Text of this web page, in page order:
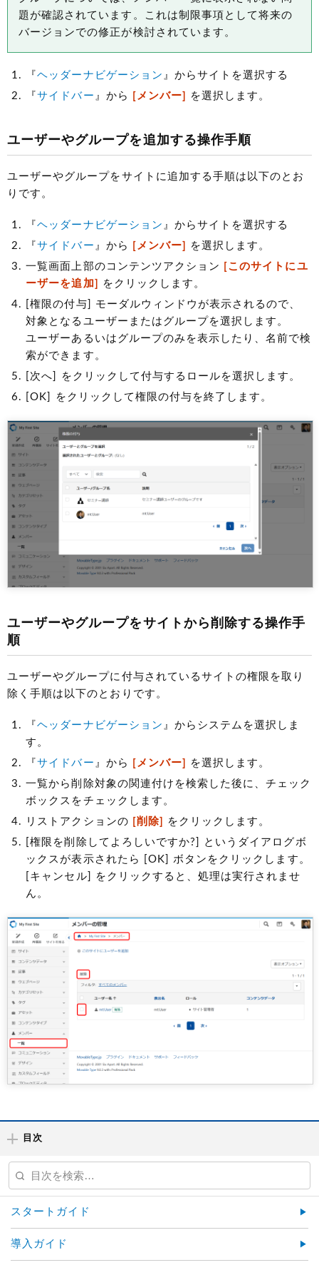
題が確認されています。これは制限事項として将来の
バージョンでの修正が検討されています。
『ヘッダーナビゲーション 』からサイトを選択する
『サイドバー 』から [メンバー] を選択します。
ユーザーやグループを追加する操作手順
ユーザーやグループをサイトに追加する手順は以下のとお
りです。
『ヘッダーナビゲーション 』からサイトを選択する
『サイドバー 』から [メンバー]
を選択します。
一覧画面上部のコンテンツアクション
[このサイトにユ
ーザーを追加]
をクリックします。
[権限の付与] モーダルウィンドウが表示されるので、
対象となるユーザーまたはグループを選択します。
ユーザーあるいはグループのみを表示したり、名前で検
索ができます。
[次へ] をクリックして付与するロールを選択します。
[OK] をクリックして権限の付与を終了します。
ユーザーやグループをサイトから削除する操作手
順
ユーザーやグループに付与されているサイトの権限を取り
除く手順は以下のとおりです。
『ヘッダーナビゲーション 』からシステムを選択しま
す。
『サイドバー 』から [メンバー]
を選択します。
一覧から削除対象の関連付けを検索した後に、チェック
ボックスをチェックします。
リストアクションの [削除]
をクリックします。
[権限を削除してよろしいですか?] というダイアログボ
ックスが表示されたら [OK] ボタンをクリックします。
[キャンセル] をクリックすると、処理は実行されませ
ん。
目次
スタートガイド
導入ガイド